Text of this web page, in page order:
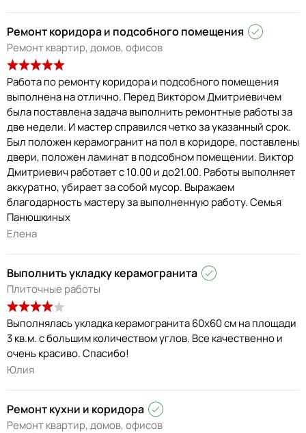
Ремонт коридора и подсобного помещения
Ремонт квартир, домов, офисов
Работа по ремонту коридора и подсобного помещения
выполнена на отлично. Перед Виктором Дмитриевичем
была поставлена задача выполнить ремонтные работы за
две недели. И мастер справился четко за указанный срок.
Был положен керамогранит на пол в коридоре, поставлены
двери, положен ламинат в подсобном помещении. Виктор
Дмитриевич работает с 10.00 и до21.00. Работы выполняет
аккуратно, убирает за собой мусор. Выражаем
благодарность мастеру за выполненную работу. Семья
Панюшкиных
Елена
Выполнить укладку керамогранита
Плиточные работы
Выполнялась укладка керамогранита 60х60 см на площади
3 кв.м. с большим количеством углов. Все качественно и
очень красиво. Спасибо!
Юлия
Ремонт кухни и коридора
Ремонт квартир, домов, офисов